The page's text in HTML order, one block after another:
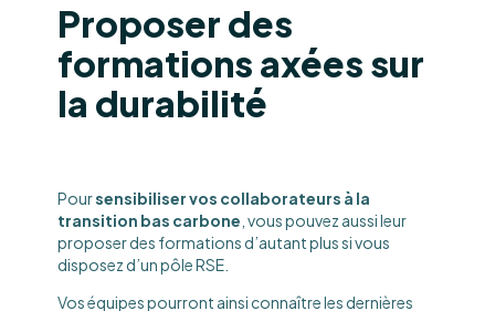
Proposer des
formations axées sur
la durabilité
Poursensibiliser vos collaborateurs à la
transition bas carbone , vous pouvez aussi leur
proposer des formations d’autant plus si vous
disposez d’un pôle RSE.
Vos équipes pourront ainsi connaître les dernières